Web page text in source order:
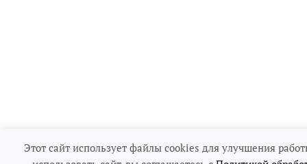
Этот сайт использует файлы cookies для улучшения